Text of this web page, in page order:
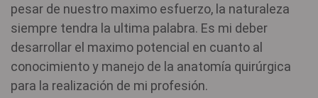
pesar de nuestro maximo esfuerzo, la naturaleza
siempre tendra la ultima palabra. Es mi deber
desarrollar el maximo potencial en cuanto al
conocimiento y manejo de la anatomía quirúrgica
para la realización de mi profesión.